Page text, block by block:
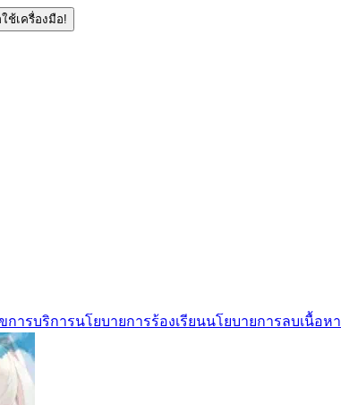
ใช้เครื่องมือ!
การบริการนโยบายการร้องเรียนนโยบายการลบเนื้อหา